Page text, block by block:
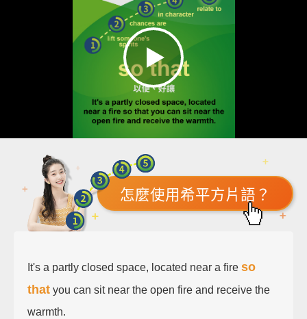
怎麼使用希平方片語？
It's a partly closed space, located near a fire so
that you can sit near the open fire and receive the
warmth.